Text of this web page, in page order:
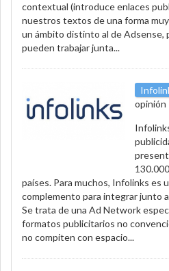
contextual (introduce enlaces
nuestros textos de una forma
un ámbito distinto al de Adsense,
pueden trabajar junta...
opinión
países. Para muchos, Infolinks es
complemento para integrar junto
Se trata de una Ad Network
formatos publicitarios no
no compiten con espacio...